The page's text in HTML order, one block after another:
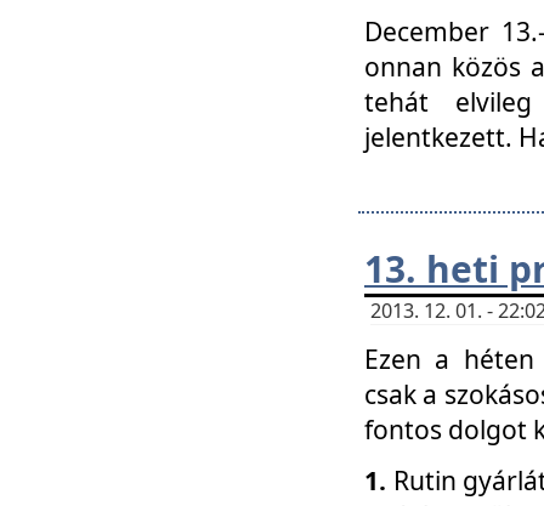
December
onnan közös
tehát
jelentkezett.
13. heti
2013. 12. 01. -
Ezen a
csak a
fontos dolgot
1. Rutin